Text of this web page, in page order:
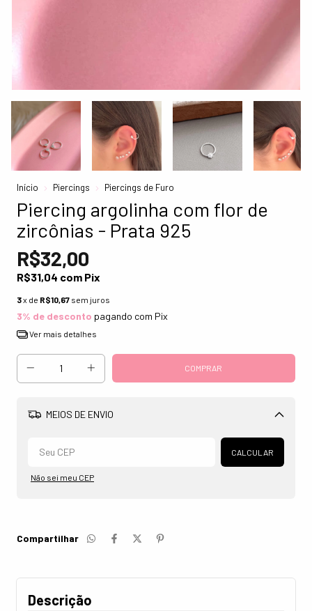
Início Piercings Piercings de Furo
Piercing argolinha com flor de
zircônias - Prata 925
R$32,00
R$31,04 com Pix
3x de R$10,67 sem juros
3% de desconto pagando com Pix
Ver mais detalhes
MEIOS DE ENVIO
Alterar CEP
CALCULAR
Não sei meu CEP
Compartilhar
Descrição